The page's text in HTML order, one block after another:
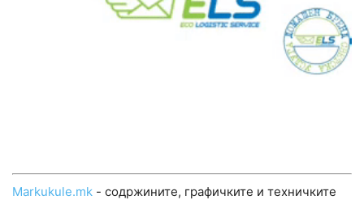
Markukule.mk - содржините, графичките и техничките